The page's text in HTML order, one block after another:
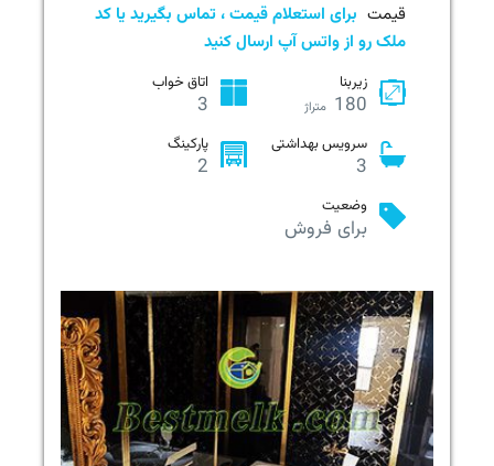
قیمت برای استعلام قیمت ، تماس بگیرید یا کد
ملک رو از واتس آپ ارسال کنید
زیربنا
180 متراژ
اتاق خواب
3
سرویس بهداشتی
3
پارکینگ
2
وضعیت
برای فروش